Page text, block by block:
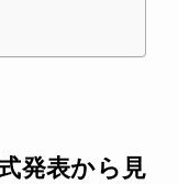
発表から見